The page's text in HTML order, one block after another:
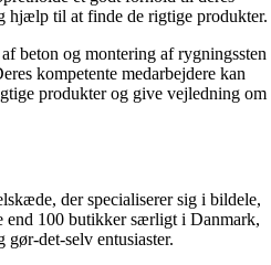
hjælp til at finde de rigtige produkter.
beton og montering af rygningssten
kompetente medarbejdere kan
produkter og give vejledning om
der specialiserer sig i bildele,
100 butikker særligt i Danmark,
det-selv entusiaster.